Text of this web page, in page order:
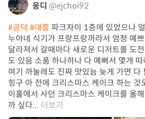
웅디 @ejchoi92
#공덕 #대흥 파크자이 1층에 있었으나
누아네 식기가 프랑프랑꺼라서 엄청 예
달라져서 갈때마다 새로운 디저트를 도
도 있음 소품 하나하나 다 예뻐서 몇개
여기 까눌레도 진짜 맛있늠 늦게 가면 다
힝구 아 전에 크리스마스 케이크 하는 것
이홀에서 사던 크리스마스 케이크를 올
까 싶다... 더보기